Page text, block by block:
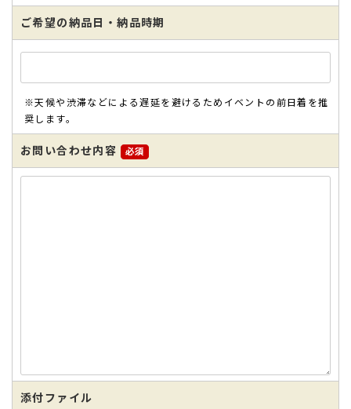
ご希望の納品日・納品時期
※天候や渋滞などによる遅延を避けるためイベントの前日着を推
奨します。
お問い合わせ内容
添付ファイル